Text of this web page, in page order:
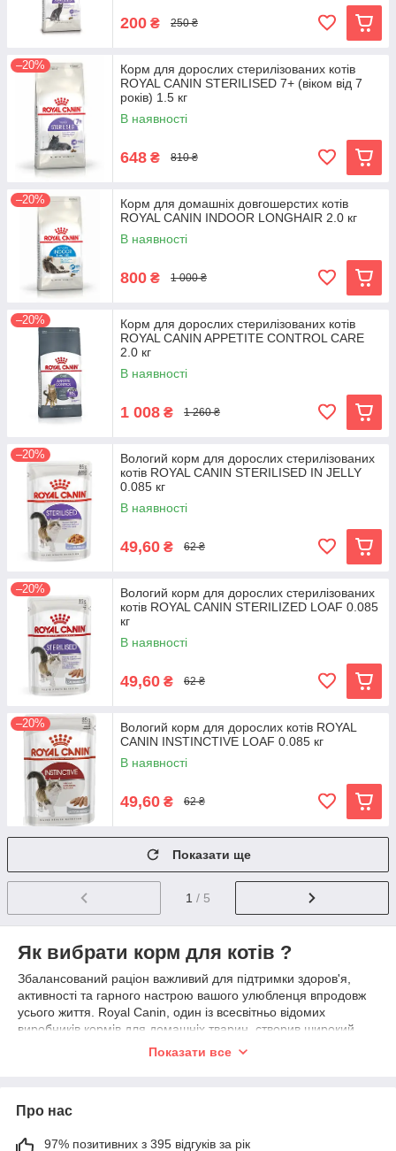
200 ₴ 250 ₴
–20%
Корм для дорослих стерилізованих котів
ROYAL CANIN STERILISED 7+ (віком від 7
років) 1.5 кг
В наявності
648 ₴ 810 ₴
–20%
Корм для домашніх довгошерстих котів
ROYAL CANIN INDOOR LONGHAIR 2.0 кг
В наявності
800 ₴ 1 000 ₴
–20%
Корм для дорослих стерилізованих котів
ROYAL CANIN APPETITE CONTROL CARE
2.0 кг
В наявності
1 008 ₴ 1 260 ₴
–20%
Вологий корм для дорослих стерилізованих
котів ROYAL CANIN STERILISED IN JELLY
0.085 кг
В наявності
49,60 ₴ 62 ₴
–20%
Вологий корм для дорослих стерилізованих
котів ROYAL CANIN STERILIZED LOAF 0.085
кг
В наявності
49,60 ₴ 62 ₴
–20%
Вологий корм для дорослих котів ROYAL
CANIN INSTINCTIVE LOAF 0.085 кг
В наявності
49,60 ₴ 62 ₴
Показати ще
1 / 5
Як вибрати корм для котів ?
Збалансований раціон важливий для підтримки здоров'я,
активності та гарного настрою вашого улюбленця впродовж
усього життя. Royal Canin, один із всесвітньо відомих
виробників кормів для домашніх тварин, створив широкий
асортимент раціонів для котів та кошенят
Вибір правильного корму для котів може бути складним
завданням без попередніх знань, оскільки один виробник
Показати все
Про нас
97% позитивних з 395 відгуків за рік